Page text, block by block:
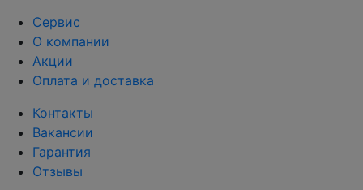
Сервис
О компании
Акции
Оплата и доставка
Контакты
Вакансии
Гарантия
Отзывы